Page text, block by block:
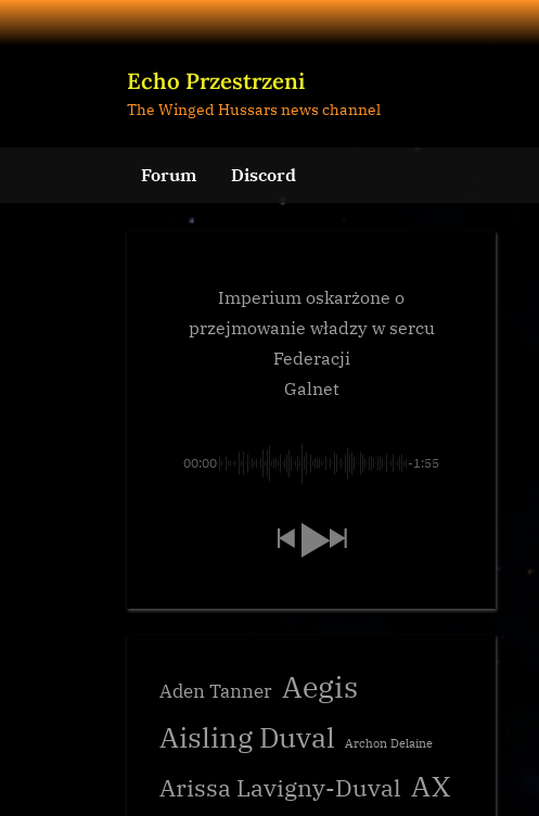
Skip
to
Echo Przestrzeni
The Winged Hussars news channel
Forum Discord
Imperium oskarżone o
przejmowanie władzy w sercu
Federacji
Galnet
00:00 -1:55
Aden Tanner Aegis
Aisling Duval Archon Delaine
Arissa Lavigny-Duval AX